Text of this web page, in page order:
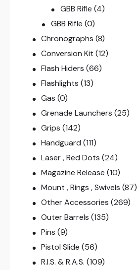
GBB Rifle (4)
GBB Rifle (0)
Chronographs (8)
Conversion Kit (12)
Flash Hiders (66)
Flashlights (13)
Gas (0)
Grenade Launchers (25)
Grips (142)
Handguard (111)
Laser , Red Dots (24)
Magazine Release (10)
Mount , Rings , Swivels (87)
Other Accessories (269)
Outer Barrels (135)
Pins (9)
Pistol Slide (56)
R.I.S. & R.A.S. (109)